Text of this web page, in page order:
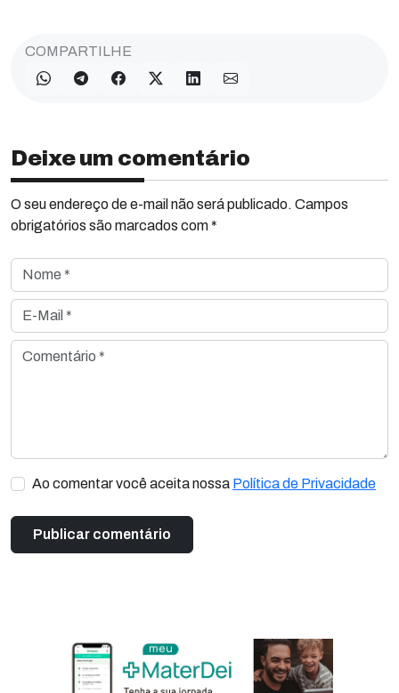
COMPARTILHE
Deixe um comentário
O seu endereço de e-mail não será publicado. Campos
obrigatórios são marcados com *
Nome *
E-Mail *
Comentário *
Ao comentar você aceita nossa Política de Privacidade